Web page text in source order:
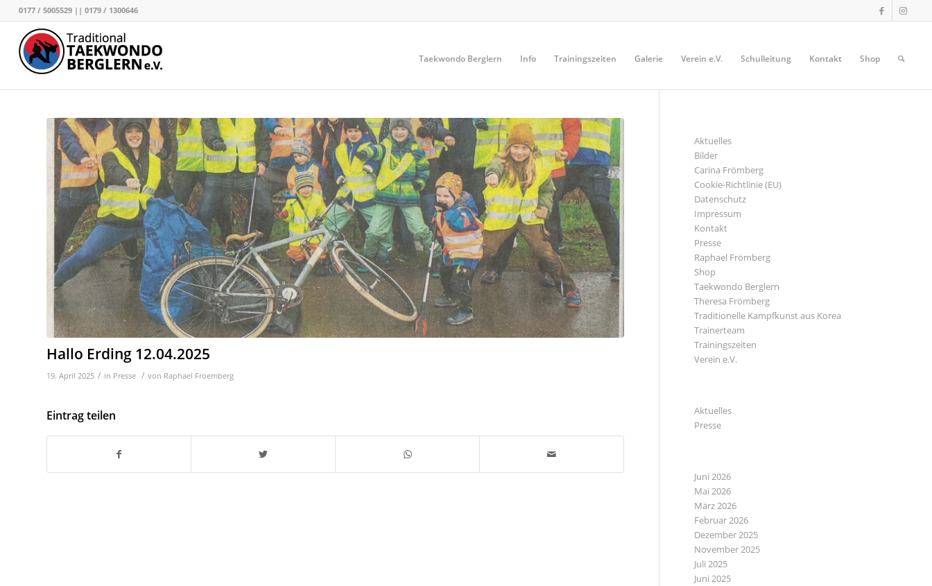
0177 / 5005529 || 0179 / 1300646
Taekwondo Berglern Info Trainingszeiten Galerie Verein e.V. Schulleitung Kontakt Shop
Hallo Erding 12.04.2025
19. April 2025 / in Presse / von Raphael Froemberg
Eintrag teilen
Aktuelles
Bilder
Carina Frömberg
Cookie-Richtlinie (EU)
Datenschutz
Impressum
Kontakt
Presse
Raphael Frömberg
Shop
Taekwondo Berglern
Theresa Frömberg
Traditionelle Kampfkunst aus Korea
Trainerteam
Trainingszeiten
Verein e.V.
Aktuelles
Presse
Juni 2026
Mai 2026
März 2026
Februar 2026
Dezember 2025
November 2025
Juli 2025
Juni 2025